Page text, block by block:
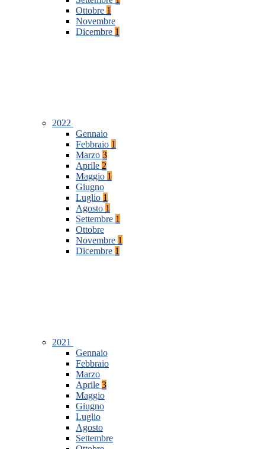
Ottobre 1
Novembre
Dicembre 1
2022
Gennaio
Febbraio 1
Marzo 3
Aprile 2
Maggio 1
Giugno
Luglio 1
Agosto 1
Settembre 1
Ottobre
Novembre 1
Dicembre 1
2021
Gennaio
Febbraio
Marzo
Aprile 3
Maggio
Giugno
Luglio
Agosto
Settembre